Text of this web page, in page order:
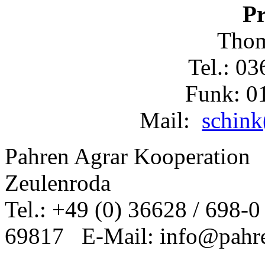
Tel.:
Funk:
Mail:
Pahren Agrar
Zeulenroda
Tel.: +49 (0) 36628 / 698-
69817 E-Mail: